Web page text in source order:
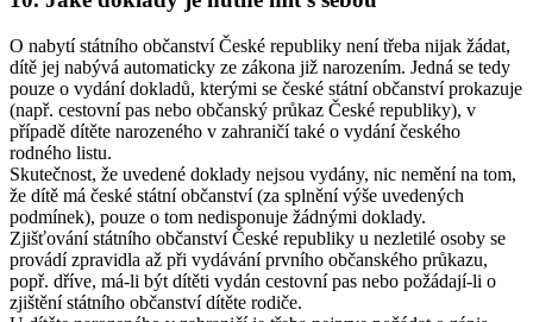
O nabytí státního občanství České republiky není třeba nijak žádat,
dítě jej nabývá automaticky ze zákona již narozením. Jedná se tedy
pouze o vydání dokladů, kterými se české státní občanství prokazuje
(např. cestovní pas nebo občanský průkaz České republiky), v
případě dítěte narozeného v zahraničí také o vydání českého
rodného listu.
Skutečnost, že uvedené doklady nejsou vydány, nic nemění na tom,
že dítě má české státní občanství (za splnění výše uvedených
podmínek), pouze o tom nedisponuje žádnými doklady.
Zjišťování státního občanství České republiky u nezletilé osoby se
provádí zpravidla až při vydávání prvního občanského průkazu,
popř. dříve, má-li být dítěti vydán cestovní pas nebo požádají-li o
zjištění státního občanství dítěte rodiče.